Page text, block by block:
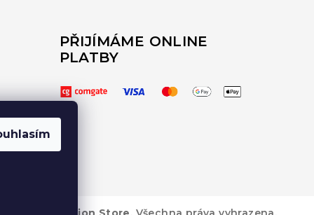
PŘIJÍMÁME ONLINE
PLATBY